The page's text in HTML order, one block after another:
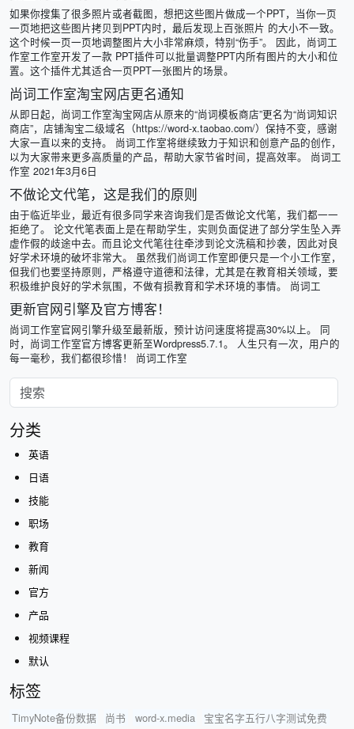
如果你搜集了很多照片或者截图，想把这些图片做成一个PPT，当你一页
一页地把这些图片拷贝到PPT内时，最后发现上百张照片 的大小不一致。
这个时候一页一页地调整图片大小非常麻烦，特别“伤手”。 因此，尚词工
作室工作室开发了一款 PPT插件可以批量调整PPT内所有图片的大小和位
置。这个插件尤其适合一页PPT一张图片的场景。
尚词工作室淘宝网店更名通知
从即日起，尚词工作室淘宝网店从原来的“尚词模板商店”更名为“尚词知识
商店”，店铺淘宝二级域名（https://word-x.taobao.com/）保持不变，感谢
大家一直以来的支持。 尚词工作室将继续致力于知识和创意产品的创作，
以为大家带来更多高质量的产品，帮助大家节省时间，提高效率。 尚词工
作室 2021年3月6日
不做论文代笔，这是我们的原则
由于临近毕业，最近有很多同学来咨询我们是否做论文代笔，我们都一一
拒绝了。 论文代笔表面上是在帮助学生，实则负面促进了部分学生坠入弄
虚作假的歧途中去。而且论文代笔往往牵涉到论文洗稿和抄袭，因此对良
好学术环境的破坏非常大。 虽然我们尚词工作室即便只是一个小工作室，
但我们也要坚持原则，严格遵守道德和法律，尤其是在教育相关领域，要
积极维护良好的学术氛围，不做有损教育和学术环境的事情。 尚词工
更新官网引擎及官方博客！
尚词工作室官网引擎升级至最新版，预计访问速度将提高30%以上。 同
时，尚词工作室官方博客更新至Wordpress5.7.1。 人生只有一次，用户的
每一毫秒，我们都很珍惜！ 尚词工作室
分类
英语
日语
技能
职场
教育
新闻
官方
产品
视频课程
默认
标签
TimyNote备份数据 尚书 word-x.media
宝宝名字五行八字测试免费